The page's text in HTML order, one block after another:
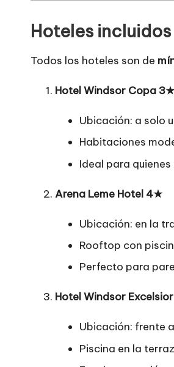
Hoteles
Todos los hoteles son de
Hotel Windsor Copa
Ubicación: a solo
Habitaciones
Ideal para
Arena Leme Hotel 4★
Ubicación: en la
Rooftop con
Perfecto para
Hotel Windsor
Ubicación: frente
Piscina en la